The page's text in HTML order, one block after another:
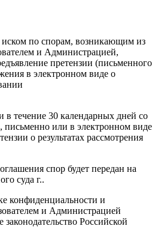
по спорам, возникающим из
и Администрацией,
претензии (письменного
в электронном виде о
в течение 30 календарных дней со
письменно или в электронном виде
о результатах рассмотрения
спор будет передан на
суда г..
конфиденциальности и
и Администрацией
Российской